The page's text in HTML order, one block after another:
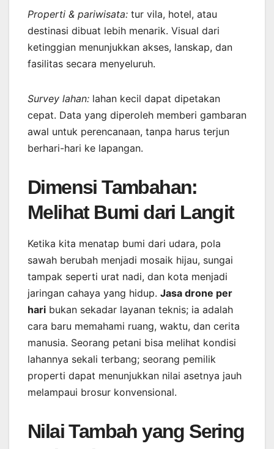
Properti & pariwisata: tur vila, hotel, atau
destinasi dibuat lebih menarik. Visual dari
ketinggian menunjukkan akses, lanskap, dan
fasilitas secara menyeluruh.
Survey lahan: lahan kecil dapat dipetakan
cepat. Data yang diperoleh memberi gambaran
awal untuk perencanaan, tanpa harus terjun
berhari-hari ke lapangan.
Dimensi Tambahan:
Melihat Bumi dari Langit
Ketika kita menatap bumi dari udara, pola
sawah berubah menjadi mosaik hijau, sungai
tampak seperti urat nadi, dan kota menjadi
jaringan cahaya yang hidup. Jasa drone per
hari bukan sekadar layanan teknis; ia adalah
cara baru memahami ruang, waktu, dan cerita
manusia. Seorang petani bisa melihat kondisi
lahannya sekali terbang; seorang pemilik
properti dapat menunjukkan nilai asetnya jauh
melampaui brosur konvensional.
Nilai Tambah yang Sering